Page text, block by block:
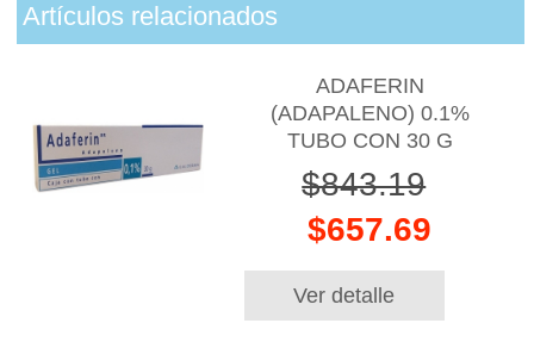
Artículos relacionados
ADAFERIN
(ADAPALENO) 0.1%
TUBO CON 30 G
$843.19
$657.69
Ver detalle